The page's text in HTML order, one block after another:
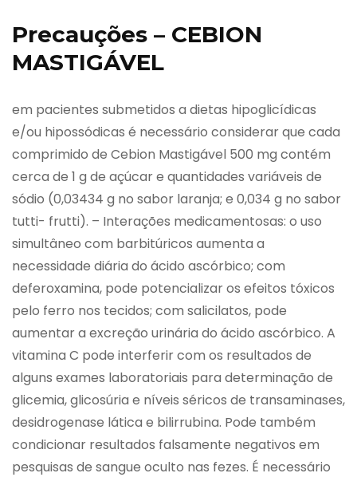
Precauções – CEBION
MASTIGÁVEL
em pacientes submetidos a dietas hipoglicídicas
e/ou hipossódicas é necessário considerar que cada
comprimido de Cebion Mastigável 500 mg contém
cerca de 1 g de açúcar e quantidades variáveis de
sódio (0,03434 g no sabor laranja; e 0,034 g no sabor
tutti- frutti). – Interações medicamentosas: o uso
simultâneo com barbitúricos aumenta a
necessidade diária do ácido ascórbico; com
deferoxamina, pode potencializar os efeitos tóxicos
pelo ferro nos tecidos; com salicilatos, pode
aumentar a excreção urinária do ácido ascórbico. A
vitamina C pode interferir com os resultados de
alguns exames laboratoriais para determinação de
glicemia, glicosúria e níveis séricos de transaminases,
desidrogenase lática e bilirrubina. Pode também
condicionar resultados falsamente negativos em
pesquisas de sangue oculto nas fezes. É necessário